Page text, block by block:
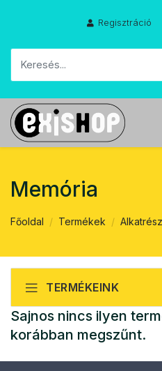
Regisztráció
Memória
Főoldal Termékek Alkatrész
TERMÉKEINK
Sajnos nincs ilyen
korábban megszűnt.